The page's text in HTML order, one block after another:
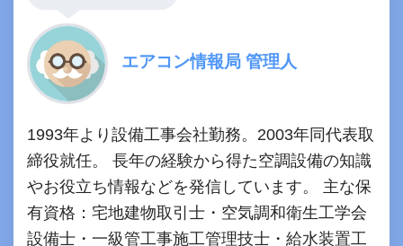
エアコン情報局 管理人
1993年より設備工事会社勤務。2003年同代表取
締役就任。 長年の経験から得た空調設備の知識
やお役立ち情報などを発信しています。 主な保
有資格：宅地建物取引士・空気調和衛生工学会
設備士・一級管工事施工管理技士・給水装置工